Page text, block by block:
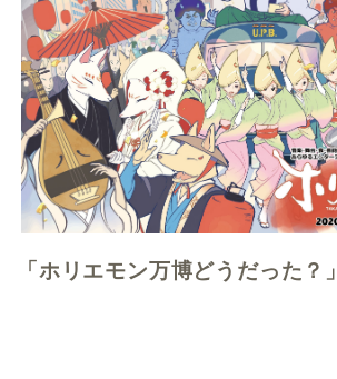
「ホリエモン万博どうだった？」